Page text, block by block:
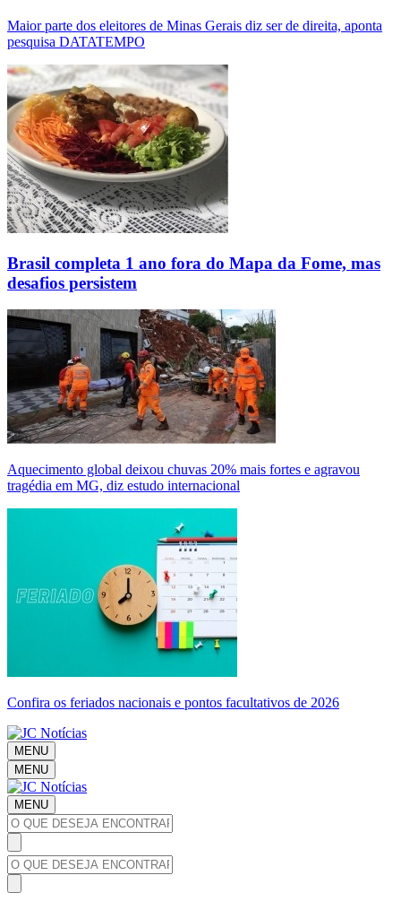
Maior parte dos eleitores de Minas Gerais diz ser de direita, aponta
pesquisa DATATEMPO
Brasil completa 1 ano fora do Mapa da Fome, mas
desafios persistem
Aquecimento global deixou chuvas 20% mais fortes e agravou
tragédia em MG, diz estudo internacional
Confira os feriados nacionais e pontos facultativos de 2026
MENU
MENU
MENU